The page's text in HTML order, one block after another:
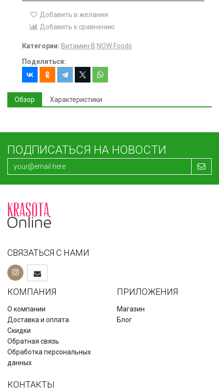
Добавить в желания
Добавить к сравнению
Категории: Витамин B NOW Foods
Поделиться:
Обзор Характеристики
ПОДПИСАТЬСЯ НА НОВОСТИ
СВЯЗАТЬСЯ С НАМИ
КОМПАНИЯ
О компании
Доставка и оплата
Скидки
Обратная связь
Обработка персональных
данных
ПРИЛОЖЕНИЯ
Магазин
Блог
КОНТАКТЫ